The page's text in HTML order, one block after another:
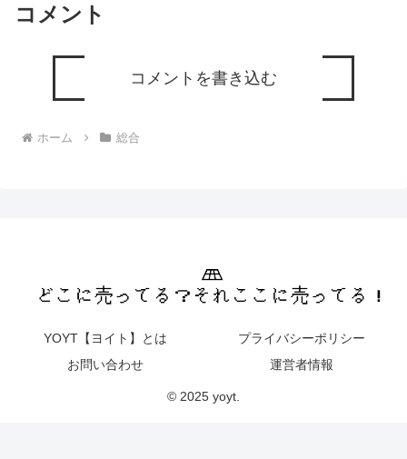
コメント
コメントを書き込む
ホーム 総合
YOYT【ヨイト】とは
プライバシーポリシー
お問い合わせ
運営者情報
© 2025 yoyt.